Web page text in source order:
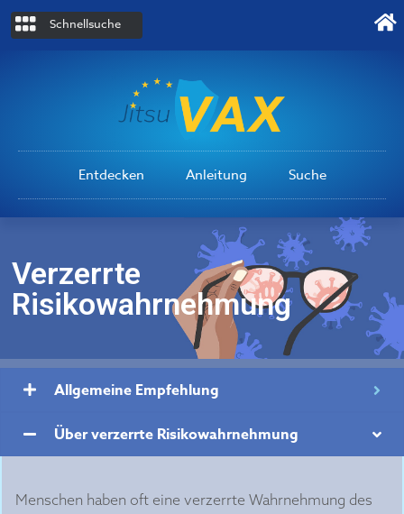
Schnellsuche
Entdecken Anleitung Suche
Verzerrte
Risikowahrnehmung
Allgemeine Empfehlung
Über verzerrte Risikowahrnehmung
Menschen haben oft eine verzerrte Wahrnehmung des